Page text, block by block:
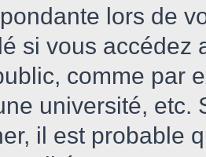
lors de
si vous accédez
comme par
université, etc.
il est probable